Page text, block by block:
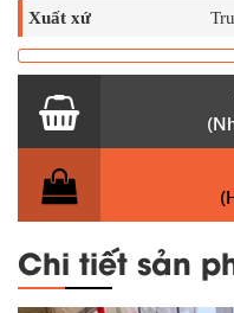
Xuất xứ
Chi tiết sản